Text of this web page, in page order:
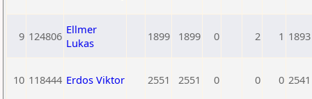
9 124806 Ellmer
Lukas
1899 1899 0 2 1 1893
10 118444 Erdos Viktor 2551 2551 0 0 0 2541